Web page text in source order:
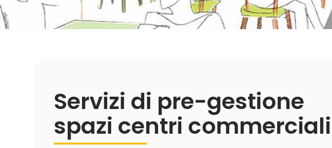
Servizi di pre-gestione
spazi centri commerciali